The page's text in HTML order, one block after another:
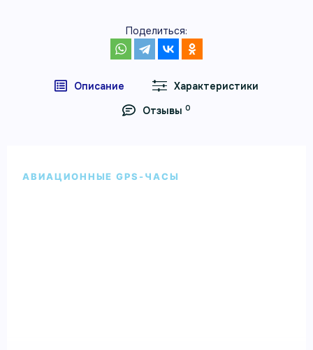
Поделиться:
Описание
Характеристики
Отзывы 0
АВИАЦИОННЫЕ GPS-ЧАСЫ